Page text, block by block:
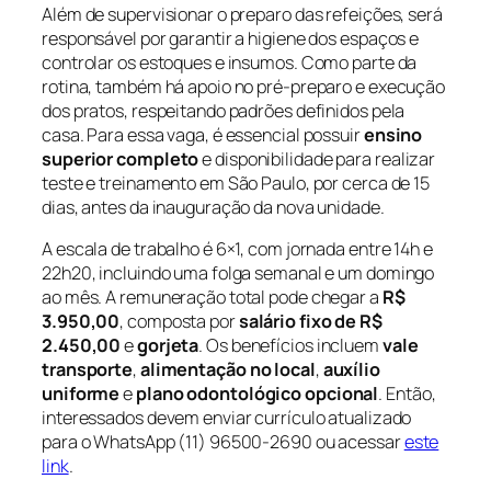
Além de supervisionar o preparo das refeições, será
responsável por garantir a higiene dos espaços e
controlar os estoques e insumos. Como parte da
rotina, também há apoio no pré-preparo e execução
dos pratos, respeitando padrões definidos pela
casa. Para essa vaga, é essencial possuirensino
superior completoe disponibilidade para realizar
teste e treinamento em São Paulo, por cerca de 15
dias, antes da inauguração da nova unidade.
A escala de trabalho é 6×1, com jornada entre 14h e
22h20, incluindo uma folga semanal e um domingo
ao mês. A remuneração total pode chegar a R$
3.950,00, composta porsalário fixo de R$
2.450,00egorjeta. Os benefícios incluemvale
transporte,alimentação no local,auxílio
uniformeeplano odontológico opcional. Então,
interessados devem enviar currículo atualizado
para o WhatsApp (11) 96500-2690 ou acessareste
link.